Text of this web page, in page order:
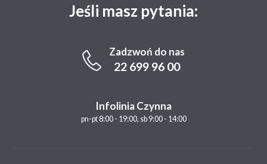
Jeśli masz pytania:
Zadzwoń do nas
22 699 96 00
Infolinia Czynna
pn-pt 8:00 - 19:00, sb 9:00 - 14:00